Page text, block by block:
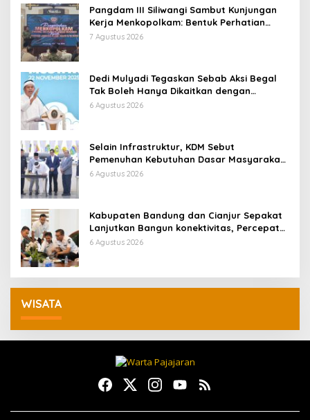
Pangdam III Siliwangi Sambut Kunjungan
Kerja Menkopolkam: Bentuk Perhatian
Pemerintah
7 Agustus 2026
Dedi Mulyadi Tegaskan Sebab Aksi Begal
Tak Boleh Hanya Dikaitkan dengan
Ekonomi
6 Agustus 2026
Selain Infrastruktur, KDM Sebut
Pemenuhan Kebutuhan Dasar Masyarakat
Jadi Fokus APBD Jabar 2027
6 Agustus 2026
Kabupaten Bandung dan Cianjur Sepakat
Lanjutkan Bangun konektivitas, Percepat
Pertumbuhan Ekonomi Daerah
6 Agustus 2026
WISATA